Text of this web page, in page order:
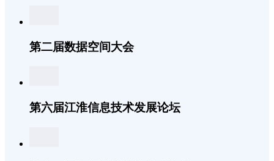
第二届数据空间大会
第六届江淮信息技术发展论坛